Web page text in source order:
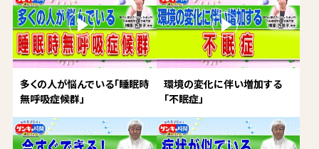
多くの人が悩んでいる「睡眠時
無呼吸症候群」
環境の変化に伴い増加する
「不眠症」